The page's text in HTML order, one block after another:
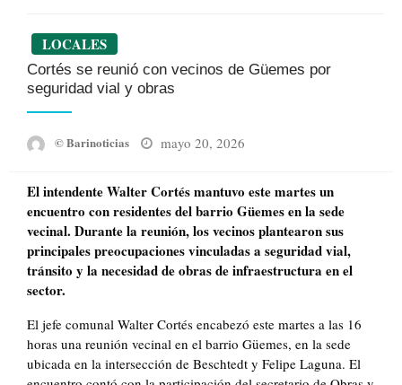
LOCALES
Cortés se reunió con vecinos de Güemes por
seguridad vial y obras
© Barinoticias
Posted
mayo 20, 2026
El intendente Walter Cortés mantuvo este martes un
encuentro con residentes del barrio Güemes en la sede
vecinal. Durante la reunión, los vecinos plantearon sus
principales preocupaciones vinculadas a seguridad vial,
tránsito y la necesidad de obras de infraestructura en el
sector.
El jefe comunal Walter Cortés encabezó este martes a las 16
horas una reunión vecinal en el barrio Güemes, en la sede
ubicada en la intersección de Beschtedt y Felipe Laguna. El